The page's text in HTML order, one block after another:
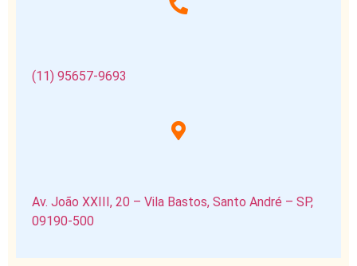
(11) 95657-9693
Av. João XXIII, 20 – Vila Bastos, Santo André – SP,
09190-500